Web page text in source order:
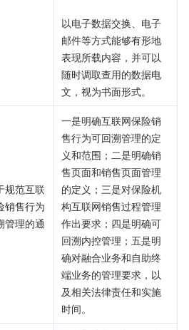
以电子数据交换、电子
邮件等方式能够有形地
表现所载内容，并可以
随时调取查用的数据电
文，视为书面形式。
规范互联
销售行为
管理的通
一是明确互联网保险销
售行为可回溯管理的定
义和范围；二是明确销
售页面和销售页面管理
的定义；三是对保险机
构互联网销售过程管理
作出要求；四是明确可
回溯内控管理；五是明
确对融合业务和自助终
端业务的管理要求，以
及相关法律责任和实施
时间。